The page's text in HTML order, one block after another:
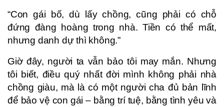
“Con gái bố, dù lấy chồng, cũng phải có chỗ
đứng đàng hoàng trong nhà. Tiền có thể mất,
nhưng danh dự thì không.”
Giờ đây, người ta vẫn bảo tôi may mắn. Nhưng
tôi biết, điều quý nhất đời mình không phải nhà
chồng giàu, mà là có một người cha đủ bản lĩnh
để bảo vệ con gái – bằng trí tuệ, bằng tình yêu và